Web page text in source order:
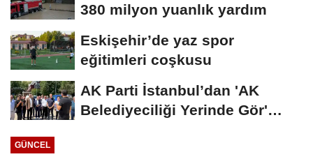
380 milyon yuanlık yardım
Eskişehir’de yaz spor
eğitimleri coşkusu
AK Parti İstanbul’dan 'AK
Belediyeciliği Yerinde Gör'
GÜNCEL